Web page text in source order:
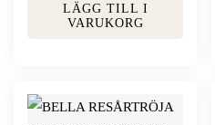
LÄGG TILL I
VARUKORG